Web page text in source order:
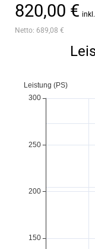
820,00 €
Netto: 689,08 €